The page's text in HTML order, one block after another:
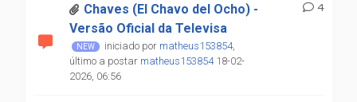
Chaves (El Chavo del Ocho) -
Versão Oficial da Televisa
iniciado por matheus153854,
último a postar matheus15385418-02-
2026, 06:56
4